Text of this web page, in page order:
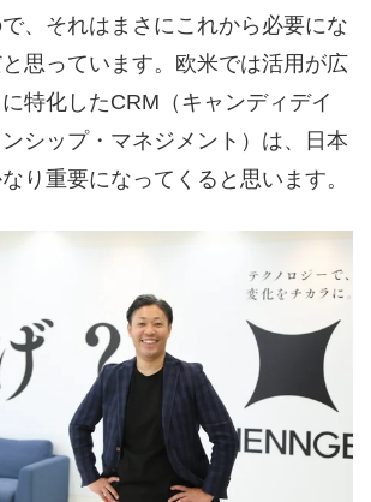
、それはまさにこれから必要にな
思っています。欧米では活用が広
特化したCRM（キャンディデイ
シップ・マネジメント）は、日本
り重要になってくると思います。